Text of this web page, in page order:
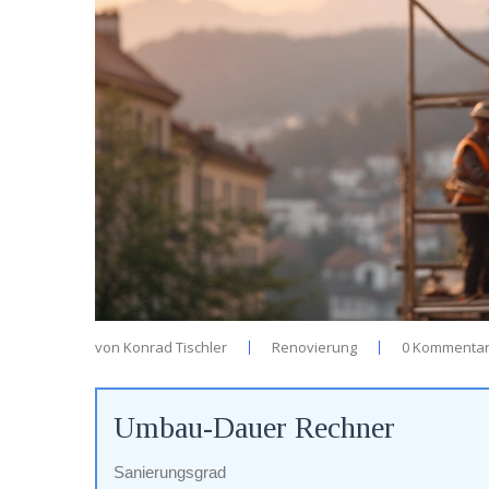
von Konrad Tischler Renovierung 0
Umbau-Dauer Rechner
Sanierungsgrad